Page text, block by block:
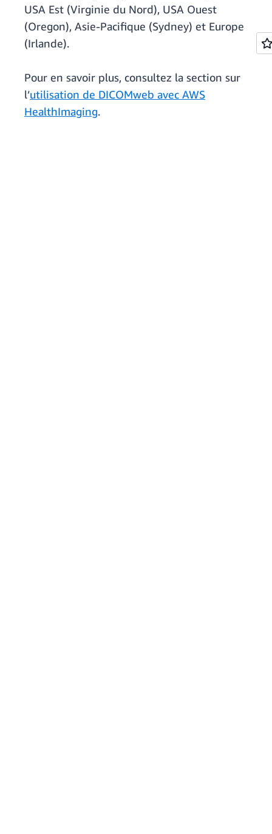
USA Est (Virginie du Nord), USA Ouest
(Oregon), Asie-Pacifique (Sydney) et Europe
(Irlande).
Pour en savoir plus, consultez la section sur
l’utilisation de DICOMweb avec AWS
HealthImaging.